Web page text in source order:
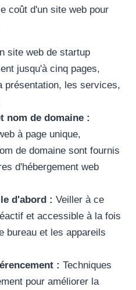
coût d'un site web pour
site web de startup
jusqu'à cinq pages,
présentation, les services,
nom de domaine :
à page unique,
de domaine sont fournis
d'hébergement web
d'abord : Veiller à ce
et accessible à la fois
bureau et les appareils
: Techniques
pour améliorer la